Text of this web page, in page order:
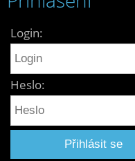
Login:
Heslo: